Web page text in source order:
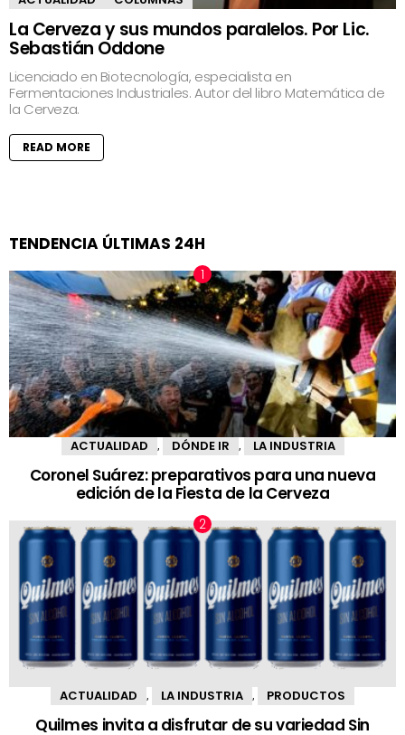
La Cerveza y sus mundos paralelos. Por Lic.
Sebastián Oddone
Licenciado en Biotecnología, especialista en
Fermentaciones Industriales. Autor del libro Matemática de
la Cerveza.
READ MORE
TENDENCIA ÚLTIMAS 24H
ACTUALIDAD DÓNDE IR LA INDUSTRIA
Coronel Suárez: preparativos para una nueva
edición de la Fiesta de la Cerveza
ACTUALIDAD , LA INDUSTRIA , PRODUCTOS
Quilmes invita a disfrutar de su variedad Sin